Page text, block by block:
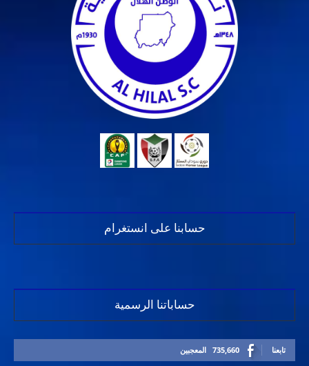
حسابنا على انستغرام
حساباتنا الرسمية
735,660 المعجبين تابعنا